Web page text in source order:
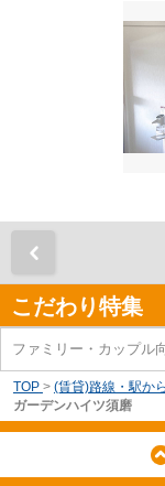
こだわり特集
ファミリー・カップル
TOP > (賃貸)路線・駅か
ガーデンハイツ須磨